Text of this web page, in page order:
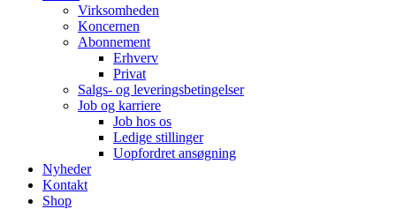
Virksomheden
Koncernen
Abonnement
Erhverv
Privat
Salgs- og leveringsbetingelser
Job og karriere
Job hos os
Ledige stillinger
Uopfordret ansøgning
Nyheder
Kontakt
Shop